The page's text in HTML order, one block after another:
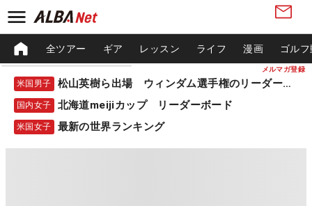
メルマガ登録
全ツアー ギア レッスン ライフ 漫画 ゴル
米国男子 松山英樹ら出場 ウィンダム選手権のリーダーボード
国内女子 北海道meijiカップ リーダーボード
米国女子 最新の世界ランキング